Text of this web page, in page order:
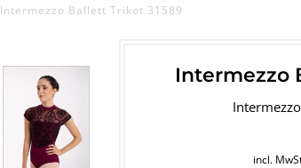
Intermezzo Ballett Trikot 31589
Intermezzo
incl.